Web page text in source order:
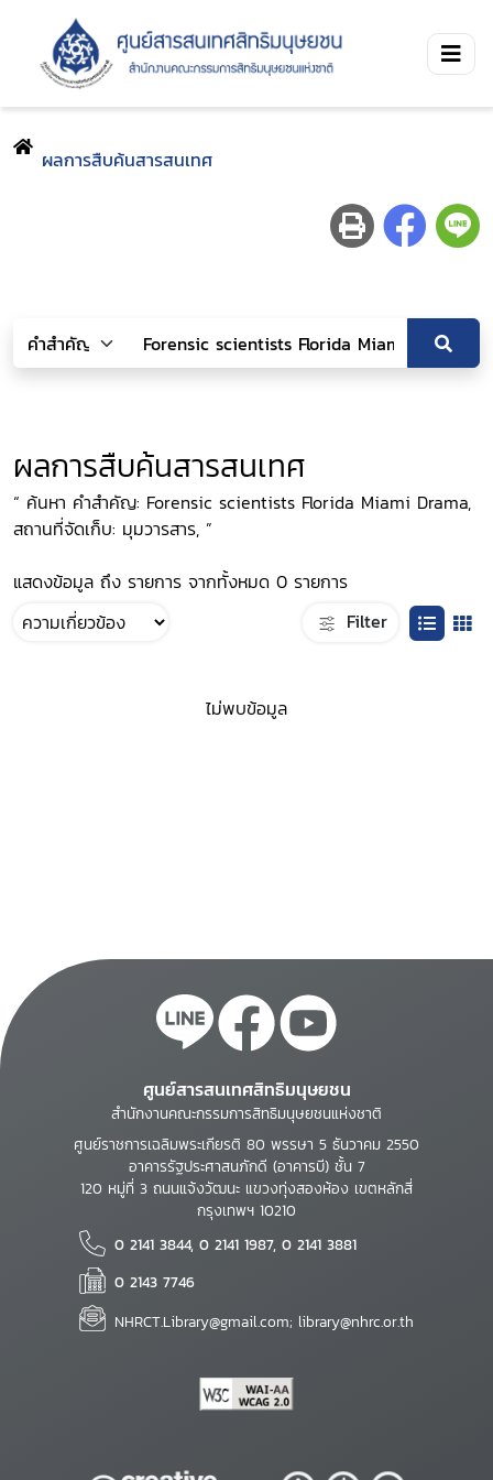
ผลการสืบค้นสารสนเทศ
ผลการสืบค้นสารสนเทศ
“ ค้นหา คำสำคัญ: Forensic scientists Florida Miami Drama,
สถานที่จัดเก็บ: มุมวารสาร, ”
แสดงข้อมูล ถึง รายการ จากทั้งหมด 0 รายการ
Filter
ไม่พบข้อมูล
ศูนย์สารสนเทศสิทธิมนุษยชน
สำนักงานคณะกรรมการสิทธิมนุษยชนแห่งชาติ
ศูนย์ราชการเฉลิมพระเกียรติ 80 พรรษา 5 ธันวาคม 2550
อาคารรัฐประศาสนภักดี (อาคารบี) ชั้น 7
120 หมู่ที่ 3 ถนนแจ้งวัฒนะ แขวงทุ่งสองห้อง เขตหลักสี่
กรุงเทพฯ 10210
0 2141 3844, 0 2141 1987, 0 2141 3881
0 2143 7746
NHRCT.Library@gmail.com; library@nhrc.or.th